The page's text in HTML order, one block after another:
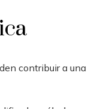
contribuir a una